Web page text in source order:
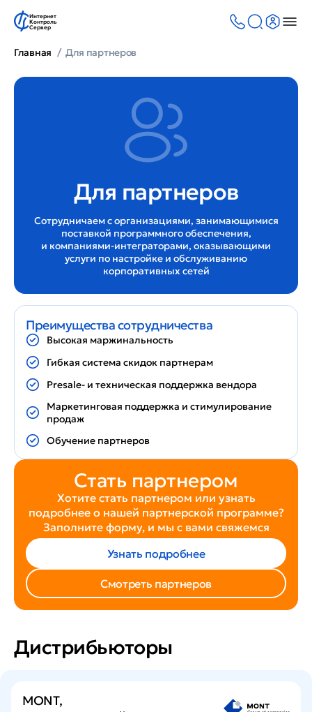
Интернет
Контроль
Сервер
Главная Для партнеров
Для партнеров
Сотрудничаем с организациями, занимающимися
поставкой программного обеспечения,
и компаниями-интеграторами, оказывающими
услуги по настройке и обслуживанию
корпоративных сетей
Преимущества сотрудничества
Высокая маржинальность
Гибкая система скидок партнерам
Presale- и техническая поддержка вендора
Маркетинговая поддержка и стимулирование
продаж
Обучение партнеров
Стать партнером
Хотите стать партнером или узнать
подробнеео нашей партнерской программе?
Заполните форму, и мы с вами свяжемся
Узнать подробнее
Смотреть партнеров
Дистрибьюторы
MONT,